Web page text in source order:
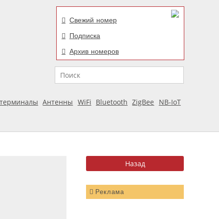
Свежий номер
Подписка
Архив номеров
Поиск
Антенны WiFi Bluetooth ZigBee
NB-IoT
Реклама